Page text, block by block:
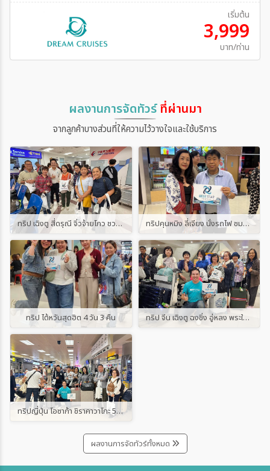
เริ่มต้น
9,900
บาท/ท่าน
ผลงานการจัดทัวร์ที่ผ่านมา
จากลูกค้าบางส่วนที่ให้ความไว้วางใจและใช้บริการ
ทริป เฉิงตู สี่ดรุณี จิ่วจ้ายโกว ชวงเฉียวโกว ต๋ากู่ปิงชวน 6 วัน 5 คืน ทริปคุนหมิง ลี่เจียง นั่งรถไฟ ชมวิวหุบเขาหิมะมังกรหยก 5 วัน 4 คืน
ทริป ไต้หวันสุดฮิต 4 วัน 3 คืน ทริป จีน เฉิงตู ฉงชิ่ง อู่หลง พระใหญ่เล่อซาน 5 วัน 4 คืน
ทริปญี่ปุ่น โอซาก้า ชิราคาวาโกะ 5 วัน 3 คืน
ผลงานการจัดทัวร์ทั้งหมด